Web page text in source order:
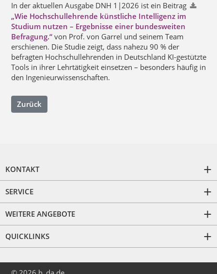
In der aktuellen Ausgabe DNH 1|2026 ist ein Beitrag
„Wie Hochschullehrende künstliche Intelligenz im
Studium nutzen – Ergebnisse einer bundesweiten
Befragung.“von Prof. von Garrel und seinem Team
erschienen. Die Studie zeigt, dass nahezu 90 % der
befragten Hochschullehrenden in Deutschland KI-gestützte
Tools in ihrer Lehrtätigkeit einsetzen – besonders häufig in
den Ingenieurwissenschaften.
Zurück
KONTAKT
SERVICE
WEITERE ANGEBOTE
QUICKLINKS